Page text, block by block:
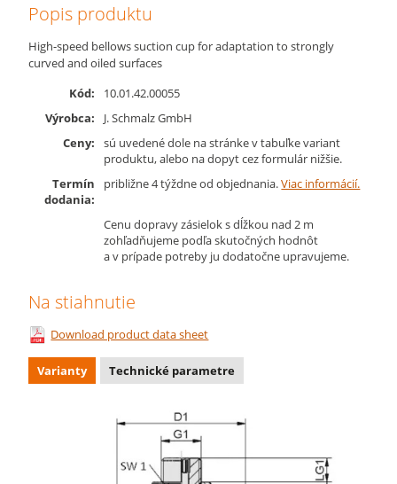
Popis produktu
High-speed bellows suction cup for adaptation to strongly
curved and oiled surfaces
Kód:
10.01.42.00055
Výrobca:
J. Schmalz GmbH
Ceny:
sú uvedené dole na stránke v tabuľke variant
produktu, alebo na dopyt cez formulár nižšie.
Termín
dodania:
približne 4 týždne od objednania.Viac informácií.
Cenu dopravy zásielok s dĺžkou nad 2 m
zohľadňujeme podľa skutočných hodnôt
a v prípade potreby ju dodatočne upravujeme.
Na stiahnutie
Download product data sheet
Varianty Technické parametre